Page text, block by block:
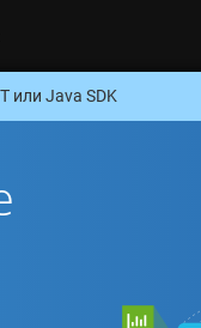
или Java SDK